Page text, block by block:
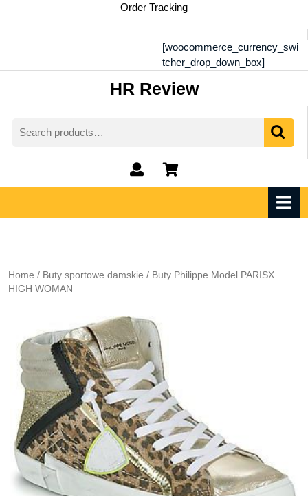
Order Tracking
[woocommerce_currency_swi
tcher_drop_down_box]
HR Review
for:
My
Account
shopping
cart
Home / Buty sportowe damskie / Buty Philippe Model PARISX
HIGH WOMAN